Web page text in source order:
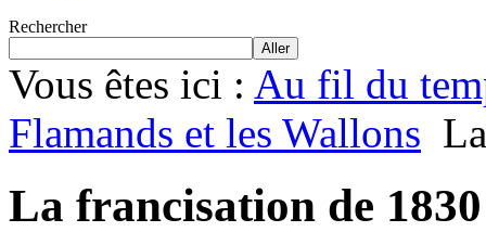
Rechercher
Aller
Vous êtes ici : Au fil du
Flamands et les Wallons
La francisation de 1830